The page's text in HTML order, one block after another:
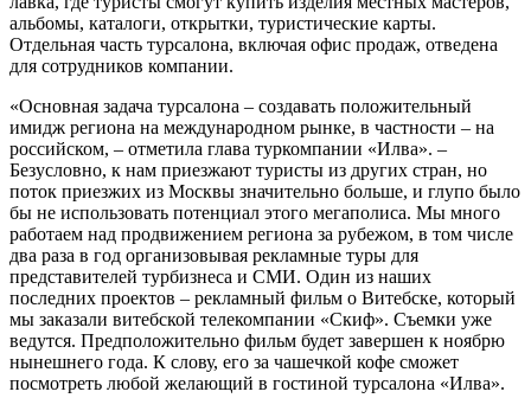
альбомы, каталоги, открытки, туристические карты.
Отдельная часть турсалона, включая офис продаж, отведена
для сотрудников компании.
«Основная задача турсалона – создавать положительный
имидж региона на международном рынке, в частности – на
российском, – отметила глава туркомпании «Илва». –
Безусловно, к нам приезжают туристы из других стран, но
поток приезжих из Москвы значительно больше, и глупо было
бы не использовать потенциал этого мегаполиса. Мы много
работаем над продвижением региона за рубежом, в том числе
два раза в год организовывая рекламные туры для
представителей турбизнеса и СМИ. Один из наших
последних проектов – рекламный фильм о Витебске, который
мы заказали витебской телекомпании «Скиф». Съемки уже
ведутся. Предположительно фильм будет завершен к ноябрю
нынешнего года. К слову, его за чашечкой кофе сможет
посмотреть любой желающий в гостиной турсалона «Илва».